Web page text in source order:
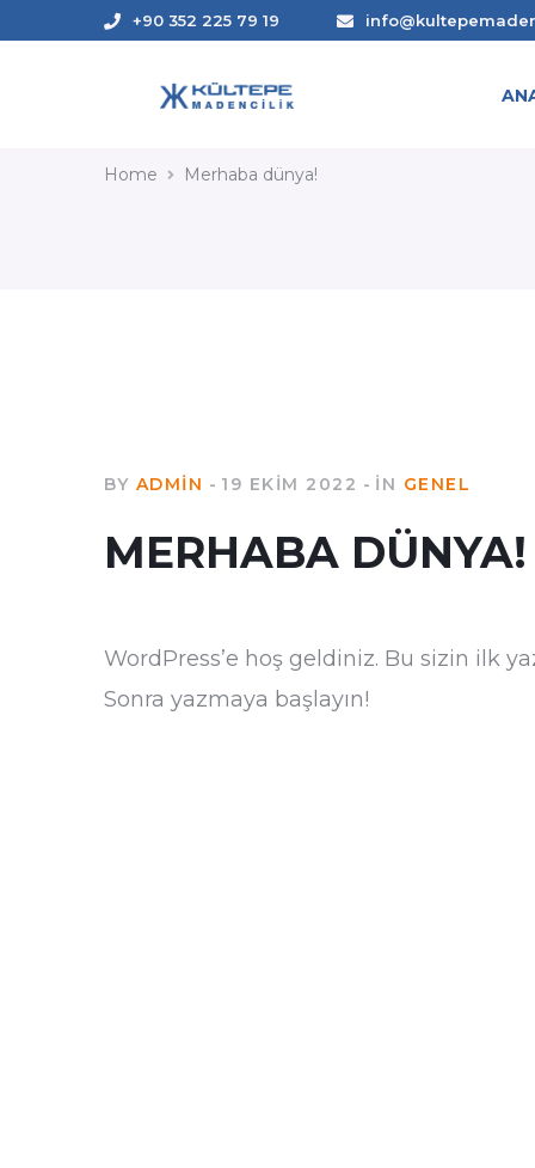
+90 352 225 79 19
Home Merhaba dünya!
BY ADMIN 19 EKIM 2022 IN GENEL
MERHABA DÜNYA!
WordPress’e hoş geldiniz. Bu sizin ilk
Sonra yazmaya başlayın!